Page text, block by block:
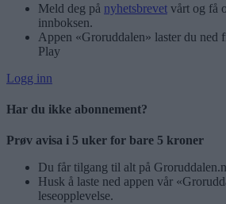
Meld deg på nyhetsbrevet vårt og få
innboksen.
Appen «Groruddalen» laster du ned
Play
Logg inn
Har du ikke abonnement?
Prøv avisa i 5 uker for bare 5 kroner
Du får tilgang til alt på
Husk å laste ned appen vår
leseopplevelse.